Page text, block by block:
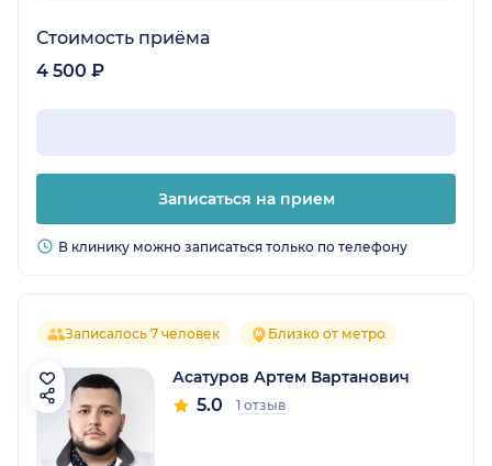
Стоимость приёма
4 500 ₽
Записаться на прием
В клинику можно записаться только по телефону
Записалось 7 человек Близко от метро
Асатуров Артем Вартанович
5.0 1 отзыв